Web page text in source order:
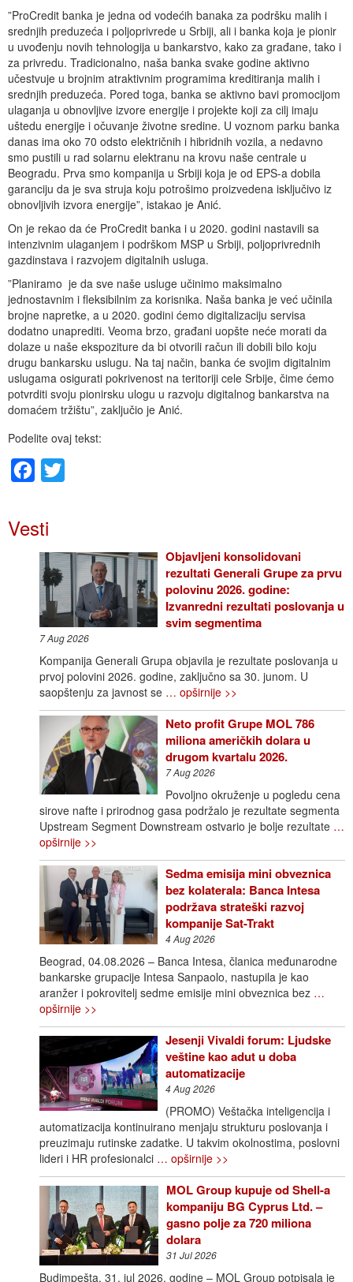
”ProCredit banka je jedna od vodećih banaka za podršku malih i
srednjih preduzeća i poljoprivrede u Srbiji, ali i banka koja je pionir
u uvođenju novih tehnologija u bankarstvo, kako za građane, tako i
za privredu. Tradicionalno, naša banka svake godine aktivno
učestvuje u brojnim atraktivnim programima kreditiranja malih i
srednjih preduzeća. Pored toga, banka se aktivno bavi promocijom
ulaganja u obnovljive izvore energije i projekte koji za cilj imaju
uštedu energije i očuvanje životne sredine. U voznom parku banka
danas ima oko 70 odsto električnih i hibridnih vozila, a nedavno
smo pustili u rad solarnu elektranu na krovu naše centrale u
Beogradu. Prva smo kompanija u Srbiji koja je od EPS-a dobila
garanciju da je sva struja koju potrošimo proizvedena isključivo iz
obnovljivih izvora energije”, istakao je Anić.
On je rekao da će ProCredit banka i u 2020. godini nastavili sa
intenzivnim ulaganjem i podrškom MSP u Srbiji, poljoprivrednih
gazdinstava i razvojem digitalnih usluga.
”Planiramo je da sve naše usluge učinimo maksimalno
jednostavnim i fleksibilnim za korisnika. Naša banka je već učinila
brojne napretke, a u 2020. godini ćemo digitalizaciju servisa
dodatno unaprediti. Veoma brzo, građani uopšte neće morati da
dolaze u naše ekspoziture da bi otvorili račun ili dobili bilo koju
drugu bankarsku uslugu. Na taj način, banka će svojim digitalnim
uslugama osigurati pokrivenost na teritoriji cele Srbije, čime ćemo
potvrditi svoju pionirsku ulogu u razvoju digitalnog bankarstva na
domaćem tržištu”, zaključio je Anić.
Podelite ovaj tekst:
Facebook
Vesti
Objavljeni konsolidovani
rezultati Generali Grupe za prvu
polovinu 2026. godine:
Izvanredni rezultati poslovanja u
svim segmentima
7 Aug 2026
Kompanija Generali Grupa objavila je rezultate poslovanja u
prvoj polovini 2026. godine, zaključno sa 30. junom. U
saopštenju za javnost se … opširnije >>
Neto profit Grupe MOL 786
miliona američkih dolara u
drugom kvartalu 2026.
7 Aug 2026
Povoljno okruženje u pogledu cena
sirove nafte i prirodnog gasa podržalo je rezultate segmenta
Upstream Segment Downstream ostvario je bolje rezultate …
opširnije >>
Sedma emisija mini obveznica
bez kolaterala: Banca Intesa
podržava strateški razvoj
kompanije Sat-Trakt
4 Aug 2026
Beograd, 04.08.2026 – Banca Intesa, članica međunarodne
bankarske grupacije Intesa Sanpaolo, nastupila je kao
aranžer i pokrovitelj sedme emisije mini obveznica bez …
opširnije >>
Jesenji Vivaldi forum: Ljudske
veštine kao adut u doba
automatizacije
4 Aug 2026
(PROMO) Veštačka inteligencija i
automatizacija kontinuirano menjaju strukturu poslovanja i
preuzimaju rutinske zadatke. U takvim okolnostima, poslovni
lideri i HR profesionalci … opširnije >>
MOL Group kupuje od Shell-a
kompaniju BG Cyprus Ltd. –
gasno polje za 720 miliona
dolara
31 Jul 2026
Budimpešta, 31. jul 2026. godine – MOL Group potpisala je